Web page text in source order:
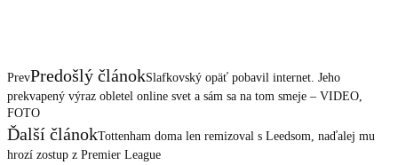
PrevPredošlý článokSlafkovský opäť pobavil internet. Jeho
prekvapený výraz obletel online svet a sám sa na tom smeje – VIDEO,
FOTO
Ďalší článokTottenham doma len remizoval s Leedsom, naďalej mu
hrozí zostup z Premier League